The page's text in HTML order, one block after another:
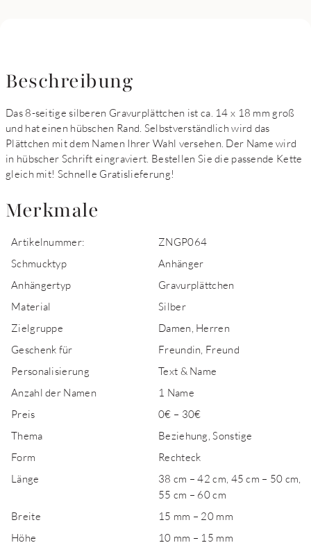
Beschreibung
Das 8-seitige silberen Gravurplättchen ist ca. 14 x 18 mm groß
und hat einen hübschen Rand. Selbstverständlich wird das
Plättchen mit dem Namen Ihrer Wahl versehen. Der Name wird
in hübscher Schrift eingraviert. Bestellen Sie die passende Kette
gleich mit! Schnelle Gratislieferung!
Merkmale
Artikelnummer:
ZNGP064
Schmucktyp
Anhänger
Anhängertyp
Gravurplättchen
Material
Silber
Zielgruppe
Damen, Herren
Geschenk für
Freundin, Freund
Personalisierung
Text & Name
Anzahl der Namen
1 Name
Preis
0€ – 30€
Thema
Beziehung, Sonstige
Form
Rechteck
Länge
38 cm – 42 cm, 45 cm – 50 cm,
55 cm – 60 cm
Breite
15 mm – 20 mm
Höhe
10 mm – 15 mm